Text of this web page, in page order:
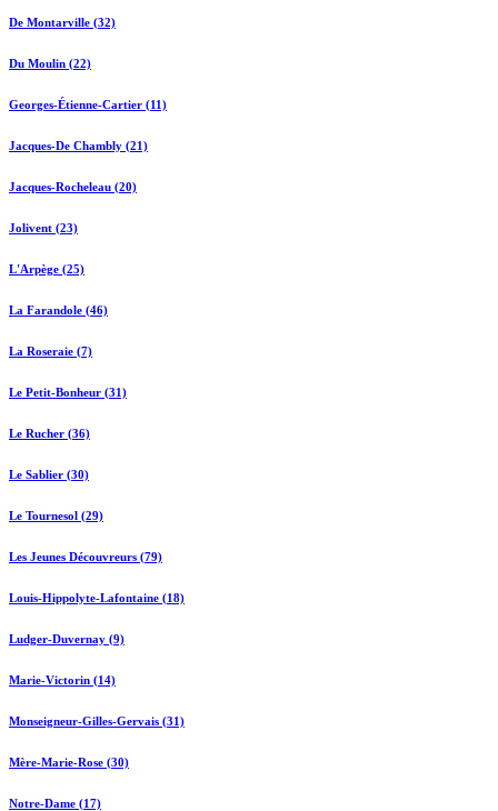
De Montarville (32)
Du Moulin (22)
Georges-Étienne-Cartier (11)
Jacques-De Chambly (21)
Jacques-Rocheleau (20)
Jolivent (23)
L'Arpège (25)
La Farandole (46)
La Roseraie (7)
Le Petit-Bonheur (31)
Le Rucher (36)
Le Sablier (30)
Le Tournesol (29)
Les Jeunes Découvreurs (79)
Louis-Hippolyte-Lafontaine (18)
Ludger-Duvernay (9)
Marie-Victorin (14)
Monseigneur-Gilles-Gervais (31)
Mère-Marie-Rose (30)
Notre-Dame (17)